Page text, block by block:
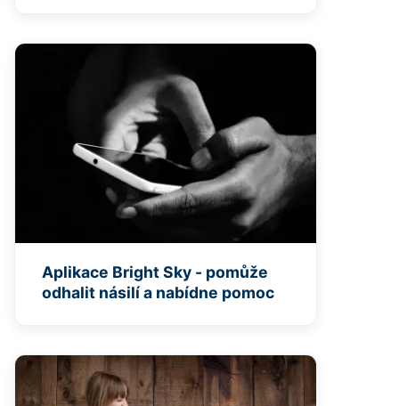
Aplikace Bright Sky - pomůže
odhalit násilí a nabídne pomoc